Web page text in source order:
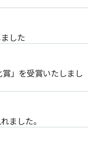
した
」を受賞いたしまし
ました。